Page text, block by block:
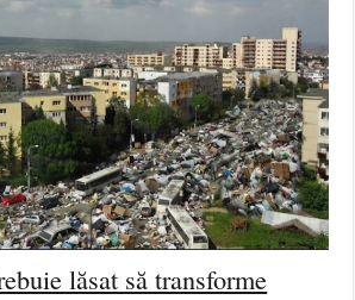
lăsat să transforme